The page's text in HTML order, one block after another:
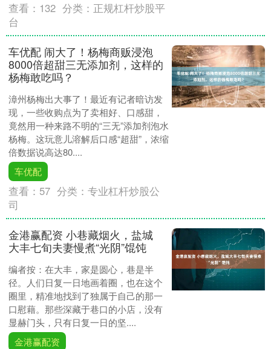
查看： 132 分类： 正规杠杆炒股平
台
车优配 闹大了！杨梅商贩浸泡
8000倍超甜三无添加剂，这样的
杨梅敢吃吗？
漳州杨梅出大事了！最近有记者暗访发
现，一些收购点为了卖相好、口感甜，
竟然用一种来路不明的“三无”添加剂泡水
杨梅。这玩意儿溶解后口感“超甜”，浓缩
倍数据说高达80....
车优配
查看： 57 分类：专业杠杆炒股公
司
金港赢配资 小巷藏烟火，盐城
大丰七旬夫妻慢煮“光阴”馄饨
编者按：在大丰，家是圆心，巷是半
径。人们日复一日地画着圈，也在这个
圈里，精准地找到了独属于自己的那一
口慰藉。那些深藏于巷口的小店，没有
显赫门头，只有日复一日的坚....
金港赢配资